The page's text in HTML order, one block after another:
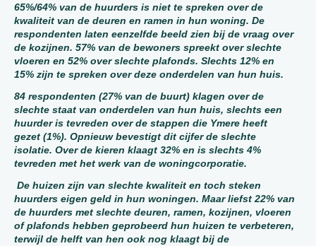
65%/64% van de huurders is niet te spreken over de
kwaliteit van de deuren en ramen in hun woning. De
respondenten laten eenzelfde beeld zien bij de vraag over
de kozijnen. 57% van de bewoners spreekt over slechte
vloeren en 52% over slechte plafonds. Slechts 12% en
15% zijn te spreken over deze onderdelen van hun huis.
84 respondenten (27% van de buurt) klagen over de
slechte staat van onderdelen van hun huis, slechts een
huurder is tevreden over de stappen die Ymere heeft
gezet (1%). Opnieuw bevestigt dit cijfer de slechte
isolatie. Over de kieren klaagt 32% en is slechts 4%
tevreden met het werk van de woningcorporatie.
De huizen zijn van slechte kwaliteit en toch steken
huurders eigen geld in hun woningen. Maar liefst 22% van
de huurders met slechte deuren, ramen, kozijnen, vloeren
of plafonds hebben geprobeerd hun huizen te verbeteren,
terwijl de helft van hen ook nog klaagt bij de